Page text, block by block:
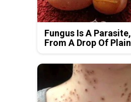
Fungus Is A
From A Drop Of